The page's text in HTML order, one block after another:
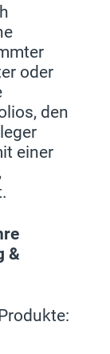
oder
den
einer
&